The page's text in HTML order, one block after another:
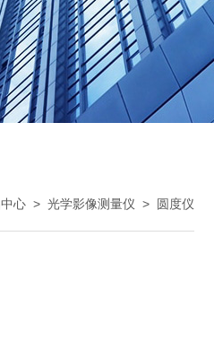
心 > 光学影像测量仪 > 圆度仪